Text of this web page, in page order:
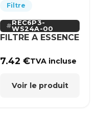
Filtre
REC6P3-
WS24A-00
FILTRE A ESSENCE
7.42€TVA incluse
Voir le produit